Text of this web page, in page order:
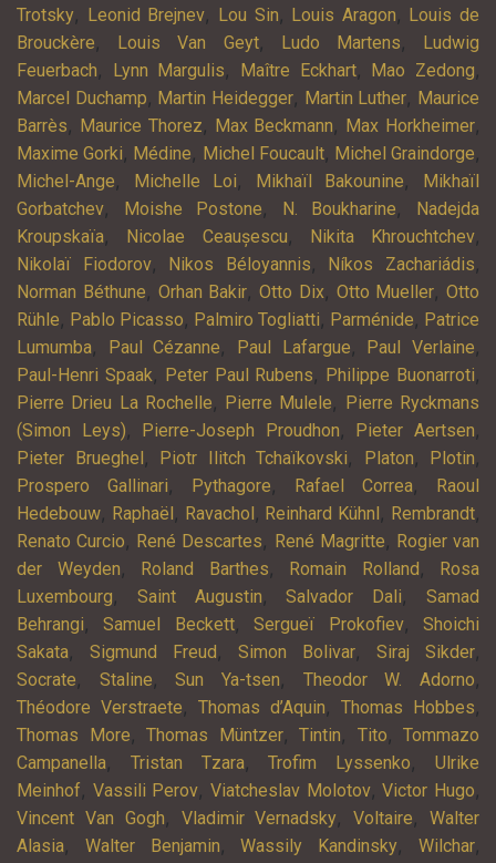
Trotsky, Leonid Brejnev, Lou Sin, Louis Aragon, Louis de
Brouckère, Louis Van Geyt, Ludo Martens,
Ludwig
Feuerbach, Lynn Margulis, Maître Eckhart, Mao Zedong,
Marcel Duchamp, Martin Heidegger, Martin Luther, Maurice
Barrès, Maurice Thorez, Max Beckmann, Max Horkheimer,
Maxime Gorki, Médine, Michel Foucault, Michel Graindorge,
Michel-Ange, Michelle Loi, Mikhaïl Bakounine,
Mikhaïl
Gorbatchev, Moishe Postone, N. Boukharine,
Nadejda
Kroupskaïa, Nicolae Ceaușescu, Nikita Khrouchtchev,
Nikolaï Fiodorov, Nikos Béloyannis, Níkos Zachariádis,
Norman Béthune, Orhan Bakir, Otto Dix, Otto Mueller, Otto
Rühle, Pablo Picasso, Palmiro Togliatti, Parménide, Patrice
Lumumba, Paul Cézanne, Paul Lafargue, Paul Verlaine,
Paul-Henri Spaak, Peter Paul Rubens, Philippe Buonarroti,
Pierre Drieu La Rochelle, Pierre Mulele,
Pierre Ryckmans
(Simon Leys), Pierre-Joseph Proudhon, Pieter Aertsen,
Pieter Brueghel , Piotr Ilitch Tchaïkovski, Platon, Plotin,
Prospero Gallinari, Pythagore, Rafael Correa,
Raoul
Hedebouw, Raphaël , Ravachol , Reinhard Kühnl , Rembrandt,
Renato Curcio, René Descartes, René Magritte, Rogier van
der Weyden, Roland Barthes, Romain Rolland ,
Rosa
Luxembourg, Saint Augustin,Salvador Dali,Samad
Behrangi,Samuel Beckett,Sergueï Prokofiev,Shoichi
Sakata, Sigmund Freud , Simon Bolivar, Siraj Sikder,
Socrate, Staline,Sun Ya-tsen, Theodor W. Adorno,
Théodore Verstraete, Thomas d’Aquin, Thomas Hobbes,
Thomas More, Thomas Müntzer, Tintin, Tito, Tommazo
Campanella, Tristan Tzara,Trofim Lyssenko,Ulrike
Meinhof, Vassili Perov,Viatcheslav Molotov,Victor Hugo,
Vincent Van Gogh, Vladimir Vernadsky,Voltaire,Walter
Alasia, Walter Benjamin,Wassily Kandinsky,Wilchar,